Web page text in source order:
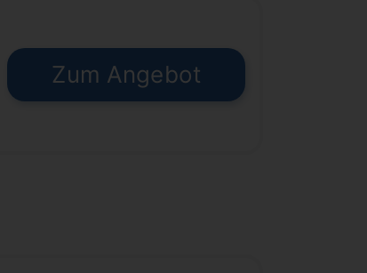
Zum Angebot